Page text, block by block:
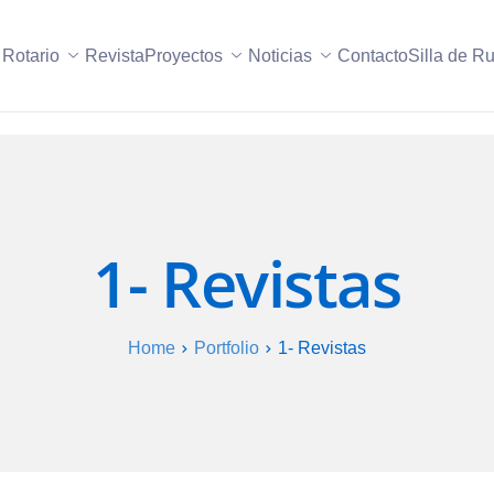
RevistaProyectos Noticias ContactoSilla de
1- Revistas
Home Portfolio 1- Revistas